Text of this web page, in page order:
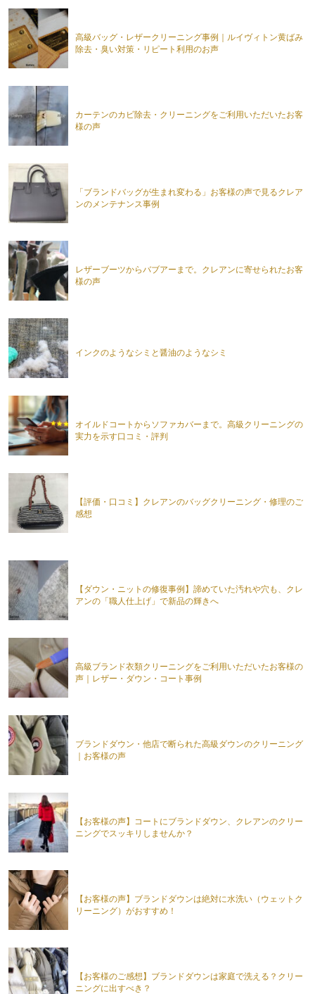
高級バッグ・レザークリーニング事例｜ルイヴィトン黄ばみ
除去・臭い対策・リピート利用のお声
カーテンのカビ除去・クリーニングをご利用いただいたお客
様の声
「ブランドバッグが生まれ変わる」お客様の声で見るクレア
ンのメンテナンス事例
レザーブーツからバブアーまで。クレアンに寄せられたお客
様の声
インクのようなシミと醤油のようなシミ
オイルドコートからソファカバーまで。高級クリーニングの
実力を示す口コミ・評判
【評価・口コミ】クレアンのバッグクリーニング・修理のご
感想
【ダウン・ニットの修復事例】諦めていた汚れや穴も、クレ
アンの「職人仕上げ」で新品の輝きへ
高級ブランド衣類クリーニングをご利用いただいたお客様の
声｜レザー・ダウン・コート事例
ブランドダウン・他店で断られた高級ダウンのクリーニング
｜お客様の声
【お客様の声】コートにブランドダウン、クレアンのクリー
ニングでスッキリしませんか？
【お客様の声】ブランドダウンは絶対に水洗い（ウェットク
リーニング）がおすすめ！
【お客様のご感想】ブランドダウンは家庭で洗える？クリー
ニングに出すべき？